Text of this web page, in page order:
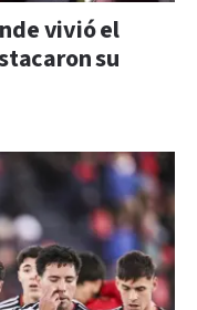
vivió el
su